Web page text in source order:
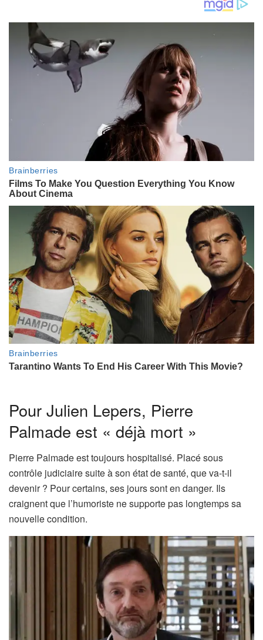
Pour Julien Lepers, Pierre
Palmade est « déjà mort »
Pierre Palmade est toujours hospitalisé. Placé sous
contrôle judiciaire suite à son état de santé, que va-t-il
devenir ? Pour certains, ses jours sont en danger. Ils
craignent que l’humoriste ne supporte pas longtemps sa
nouvelle condition.